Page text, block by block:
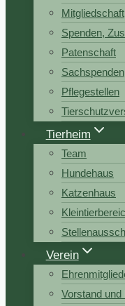
Mitgliedschaft
Spenden,
Patenschaft
Sachspenden
Pflegestellen
Tierheim
Team
Hundehaus
Katzenhaus
Verein
Vorstand und